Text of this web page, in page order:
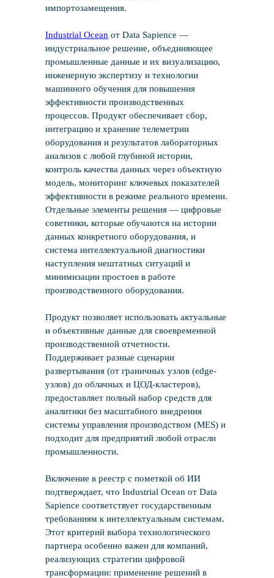
импортозамещения.
Industrial Ocean от Data Sapience —
индустриальное решение, объединяющее
промышленные данные и их визуализацию,
инженерную экспертизу и технологии
машинного обучения для повышения
эффективности производственных
процессов. Продукт обеспечивает сбор,
интеграцию и хранение телеметрии
оборудования и результатов лабораторных
анализов с любой глубиной истории,
контроль качества данных через объектную
модель, мониторинг ключевых показателей
эффективности в режиме реального времени.
Отдельные элементы решения — цифровые
советники, которые обучаются на истории
данных конкретного оборудования, и
система интеллектуальной диагностики
наступления нештатных ситуаций и
минимизации простоев в работе
производственного оборудования.
Продукт позволяет использовать актуальные
и объективные данные для своевременной
производственной отчетности.
Поддерживает разные сценарии
развертывания (от граничных узлов (edge-
узлов) до облачных и ЦОД-кластеров),
предоставляет полный набор средств для
аналитики без масштабного внедрения
системы управления производством (MES) и
подходит для предприятий любой отрасли
промышленности.
Включение в реестр с пометкой об ИИ
подтверждает, что Industrial Ocean от Data
Sapience соответствует государственным
требованиям к интеллектуальным системам.
Этот критерий выбора технологического
партнера особенно важен для компаний,
реализующих стратегии цифровой
трансформации: применение решений в
Вам может быть интересно
Новости